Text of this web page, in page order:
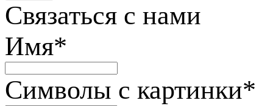
Связаться с нами
Имя*
Символы с картинки*